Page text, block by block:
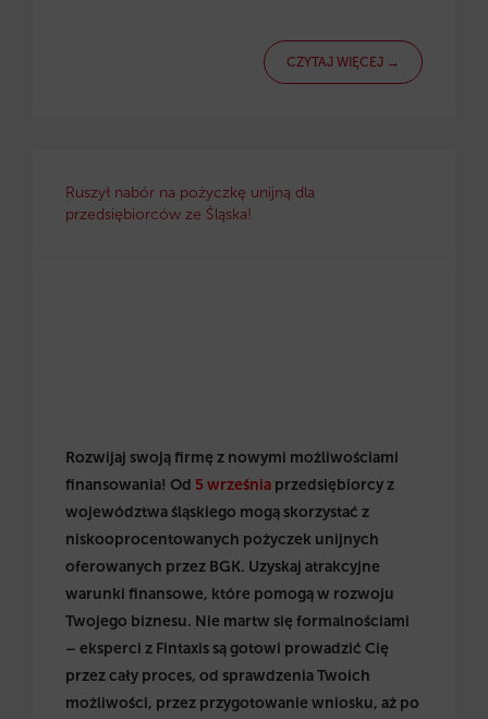
CZYTAJ WIĘCEJ →
Ruszył nabór na pożyczkę unijną dla
przedsiębiorców ze Śląska!
Rozwijaj swoją firmę z nowymi możliwościami
finansowania! Od 5 września przedsiębiorcy z
województwa śląskiego mogą skorzystać z
niskooprocentowanych pożyczek unijnych
oferowanych przez BGK. Uzyskaj atrakcyjne
warunki finansowe, które pomogą w rozwoju
Twojego biznesu. Nie martw się formalnościami
– eksperci z Fintaxis są gotowi prowadzić Cię
przez cały proces, od sprawdzenia Twoich
możliwości, przez przygotowanie wniosku, aż po